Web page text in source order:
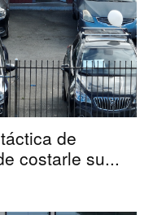
de
costarle su...